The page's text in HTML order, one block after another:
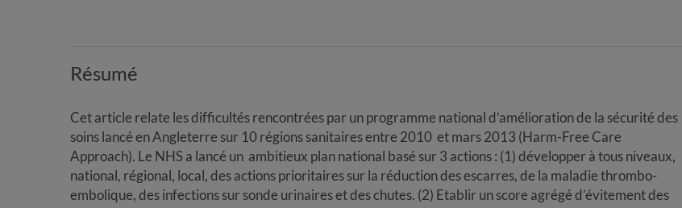
Résumé
Cet article relate les difficultés rencontrées par un programme national d’amélioration de la sécurité des
soins lancé en Angleterre sur 10 régions sanitaires entre 2010 et mars 2013 (Harm-Free Care
Approach). Le NHS a lancé un ambitieux plan national basé sur 3 actions : (1) développer à tous niveaux,
national, régional, local, des actions prioritaires sur la réduction des escarres, de la maladie thrombo-
embolique, des infections sur sonde urinaires et des chutes. (2) Etablir un score agrégé d’évitement des